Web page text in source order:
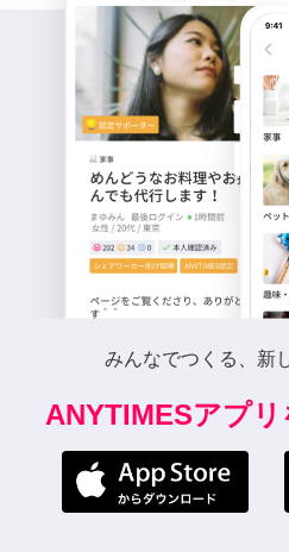
みんなでつくる、新
ANYTIMESアプ